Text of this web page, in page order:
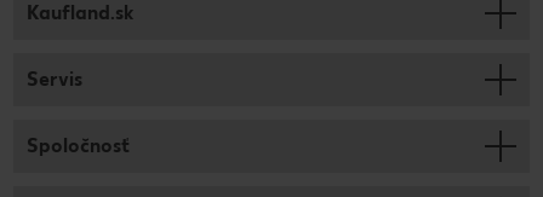
Kaufland.sk
Servis
Spoločnosť